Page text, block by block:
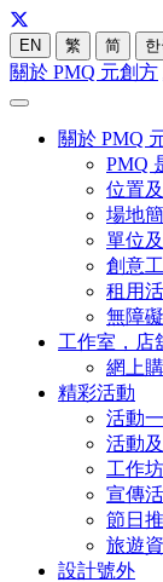
EN 繁 简
關於 PMQ 元創方
關於 PMQ
PMQ
位置
場地
單位
創意
租用
無障
工作室，店
網上
精彩活動
活動
活動
工作坊
宣傳
節日
旅遊
設計號外